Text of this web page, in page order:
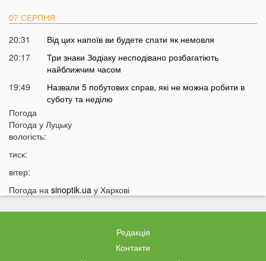
07 СЕРПНЯ
20:31
Від цих напоїв ви будете спати як немовля
20:17
Три знаки Зодіаку несподівано розбагатіють
найближчим часом
19:49
Назвали 5 побутових справ, які не можна робити в
суботу та неділю
19:30
19:15
18:52
на картку, але є важлива умова
18:12
Отримав переказ на картку? Штраф 34 тисячі
Затяжна війна та важка зима: тривожний прогноз для
Погода
Погода у Луцьку
вологість:
тиск:
вітер:
Погода на sinoptik.ua у Харкові
Редакція
Контакти